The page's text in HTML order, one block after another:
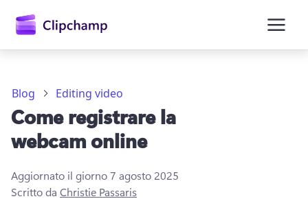
principale
Blog Editing video
Come registrare la
webcam online
Aggiornato il giorno7 agosto 2025
Scritto da Christie Passaris